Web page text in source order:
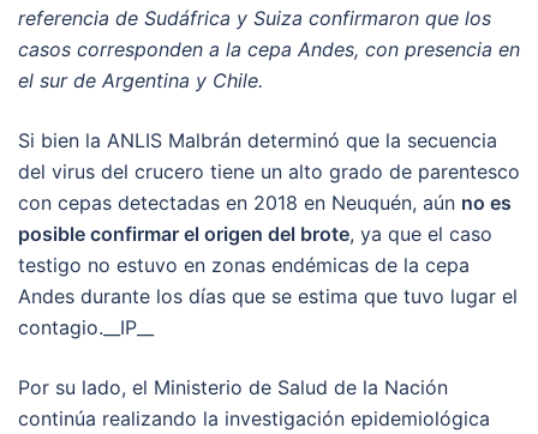
referencia de Sudáfrica y Suiza confirmaron que los
casos corresponden a la cepa Andes, con presencia en
el sur de Argentina y Chile.
Si bien la ANLIS Malbrán determinó que la secuencia
del virus del crucero tiene un alto grado de parentesco
con cepas detectadas en 2018 en Neuquén, aún no es
posible confirmar el origen del brote, ya que el caso
testigo no estuvo en zonas endémicas de la cepa
Andes durante los días que se estima que tuvo lugar el
contagio.__IP__
Por su lado, el Ministerio de Salud de la Nación
continúa realizando la investigación epidemiológica